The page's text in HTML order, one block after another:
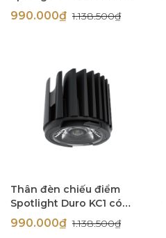
TRIAC 12W góc chiếu 60
độ Simon N0424-0429
990.000₫1.138.500₫
Thân đèn chiếu điểm
Spotlight Duro KC1 có
TRIAC 12W góc chiếu 36
độ Simon N0424-0426
990.000₫1.138.500₫